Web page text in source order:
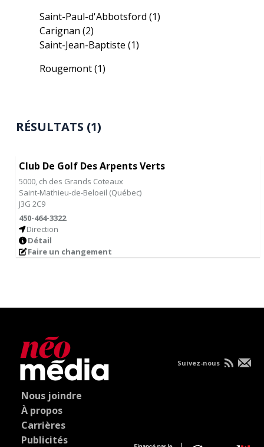
Saint-Paul-d'Abbotsford(1)
Carignan(2)
Saint-Jean-Baptiste(1)
Rougemont(1)
RÉSULTATS (1)
Club De Golf Des Arpents Verts
5000, ch des Grands Coteaux
Saint-Mathieu-de-Beloeil (Québec)
J3G 2C9
450-464-3322
Direction
Détail
Faire un changement
Nous joindre
À propos
Carrières
Publicités
Suivez-nous